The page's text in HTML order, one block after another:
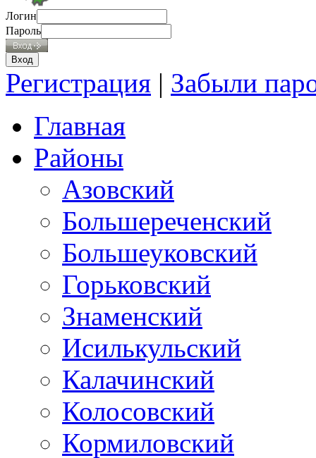
Логин
Пароль
Регистрация | Забыли
Главная
Районы
Азовский
Большереченский
Большеуковский
Горьковский
Знаменский
Исилькульский
Калачинский
Колосовский
Кормиловский